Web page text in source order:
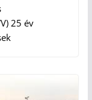
25 év